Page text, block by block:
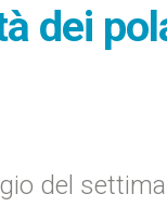
dei
del